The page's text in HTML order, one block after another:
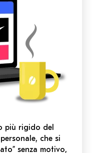
più rigido del
che si
senza motivo,